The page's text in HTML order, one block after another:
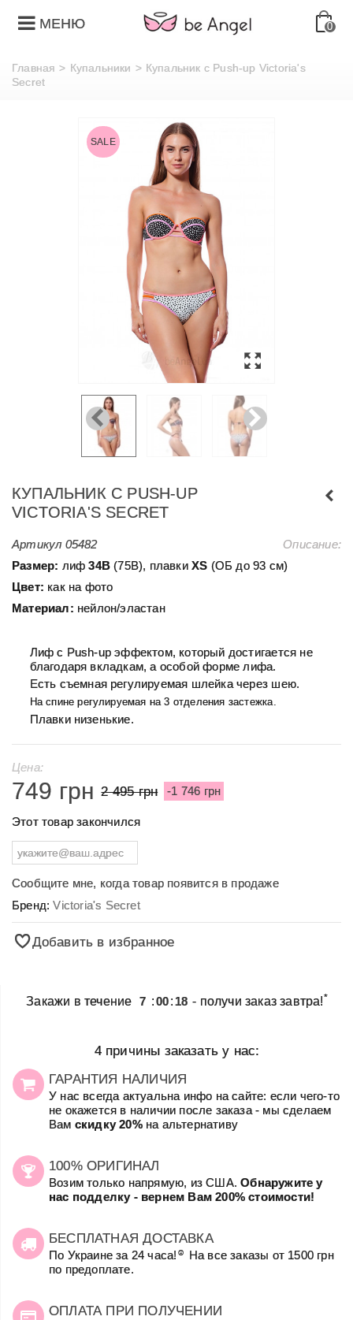
МЕНЮ 0
Главная > Купальники > Купальник с Push-up Victoria's
Secret
SALE
КУПАЛЬНИК С PUSH-UP
VICTORIA'S SECRET
Артикул 05482
Описание:
Размер: лиф34В(75В), плавкиXS (ОБ до 93 см)
Цвет: как на фото
Материал: нейлон/эластан
Лиф с Push-up эффектом, который достигается не
благодаря вкладкам, а особой форме лифа.
Есть съемная регулируемая шлейка через шею.
На спине регулируемая на 3 отделения застежка.
Плавки низенькие.
Цена:
749 грн 2 495 грн -1 746 грн
Этот товар закончился
Сообщите мне, когда товар появится в продаже
Бренд:Victoria's Secret
Добавить в избранное
Закажи в течение 7 :00:18 - получи заказ завтра!*
4 причины заказать у нас:
ГАРАНТИЯ НАЛИЧИЯ
У нас всегда актуальна инфо на сайте: если чего-то
не окажется в наличии после заказа - мы сделаем
Вам скидку 20%на альтернативу
100% ОРИГИНАЛ
Возим только напрямую, из США.Обнаружите у
нас подделку - вернем Вам 200% стоимости!
БЕСПЛАТНАЯ ДОСТАВКА
По Украине за 24 часа! ☺
На все заказы от 1500 грн
по предоплате.
ОПЛАТА ПРИ ПОЛУЧЕНИИ